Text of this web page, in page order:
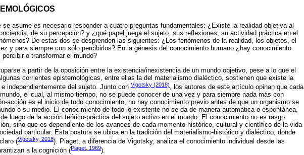
asume es necesario responder a cuatro preguntas fundamentales: ¿Existe la realidad objetiva al
de su percepción? y ¿qué papel juega el sujeto, sus reflexiones, su actividad práctica en el
De estas dos se desprenden las siguientes: ¿Los fenómenos de la realidad, los objetos, el
y para siempre con sólo percibirlos? En la génesis del conocimiento humano ¿hay conocimiento
o transformar el mundo?
a partir de la oposición entre la existencia/inexistencia de un mundo objetivo, pese a lo que el
corrientes epistemológicas, entre ellas la del materialismo dialéctico, sostienen que existe la
independientemente del sujeto. Junto con Vigotsky (2018)
, los autores de este artículo opinan que cada
el cual, al mismo tiempo, no se puede conocer de una vez y para siempre nada más con
acción es el inicio de todo conocimiento; no hay conocimiento previo antes de que un organismo se
o su medio. El conocimiento de todo lo existente no se da de manera automática o espontánea,
luego de la acción teórico-práctica del sujeto activo en el mundo. El conocimiento no es rasgo
sino que es dependiente de los avances de cada momento histórico, cultural y científico de la vida
particular. Esta postura se ubica en la tradición del materialismo-histórico y dialéctico, donde
(Vigotsky, 2018). Piaget, a diferencia de Vigotsky, analiza el conocimiento individual desde las
a la cognición (Piaget, 1969).